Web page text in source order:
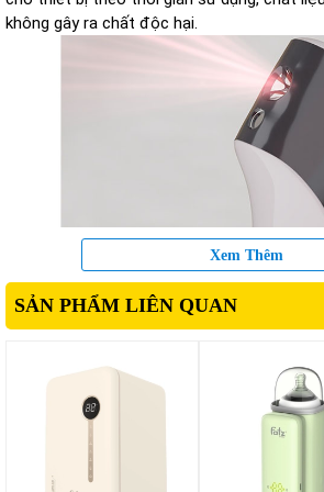
không gây ra chất độc hại.
khiển bằng nút bấm dễ dàng thao tác, có
thông số hoạt động rõ nét cho bạn tiện
dụng, hoạt động bằng công nghệ cảm ứng
đo nhiệt độ không cần tiếp xúc, đó trán và
khoảng cách từ 0 đến 3 cm (0~1,2 in), đơn
Xem Thêm
SẢN PHẨM LIÊN QUAN